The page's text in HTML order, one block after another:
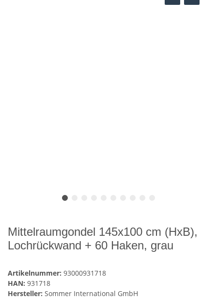
Mittelraumgondel 145x100 cm (HxB),
Lochrückwand + 60 Haken, grau
Artikelnummer: 93000931718
HAN: 931718
Hersteller: Sommer International GmbH